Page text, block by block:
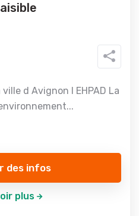
d Avignon l EHPAD La
des infos
plus